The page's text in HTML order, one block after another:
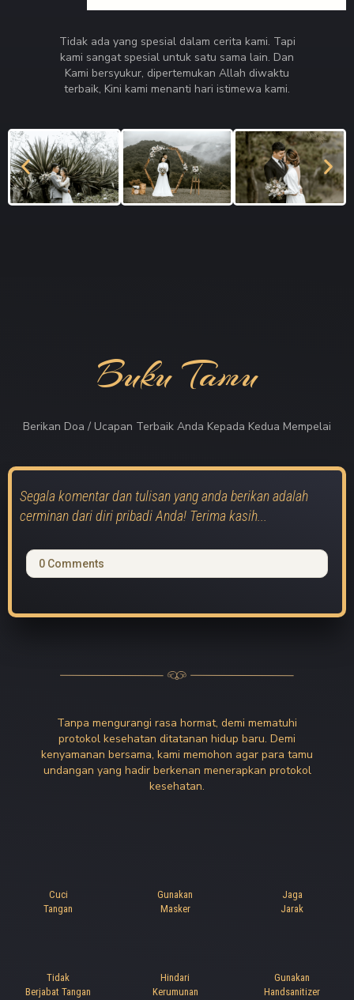
Tidak ada yang spesial dalam cerita kami. Tapi
kami sangat spesial untuk satu sama lain. Dan
Kami bersyukur, dipertemukan Allah diwaktu
terbaik, Kini kami menanti hari istimewa kami.
Buku Tamu
Berikan Doa / Ucapan Terbaik Anda Kepada Kedua Mempelai
Segala komentar dan tulisan yang anda berikan adalah
cerminan dari diri pribadi Anda! Terima kasih...
0 Comments
Tanpa mengurangi rasa hormat, demi mematuhi
protokol kesehatan ditatanan hidup baru. Demi
kenyamanan bersama, kami memohon agar para tamu
undangan yang hadir berkenan menerapkan protokol
kesehatan.
Cuci
Tangan
Gunakan
Masker
Jaga
Jarak
Tidak
Berjabat Tangan
Hindari
Kerumunan
Gunakan
Handsanitizer